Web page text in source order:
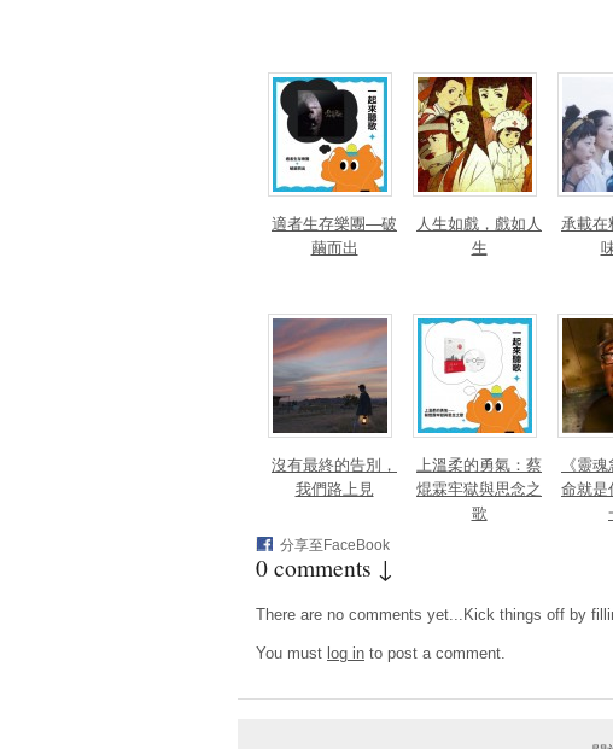
適者生存樂團—破
繭而出
人生如戲，戲如人
生
承載在
沒有最終的告別，
我們路上見
上溫柔的勇氣：蔡
焜霖牢獄與思念之
歌
《靈
命就是
分享至FaceBook
0 comments ↓
There are no comments yet...Kick things off by
You must log in to post a comment.